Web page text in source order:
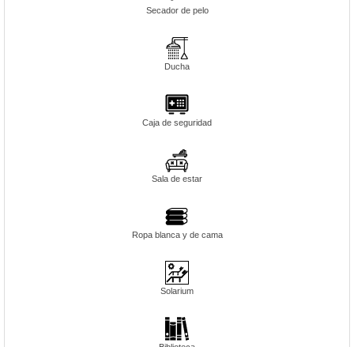
Secador de pelo
Ducha
Caja de seguridad
Sala de estar
Ropa blanca y de cama
Solarium